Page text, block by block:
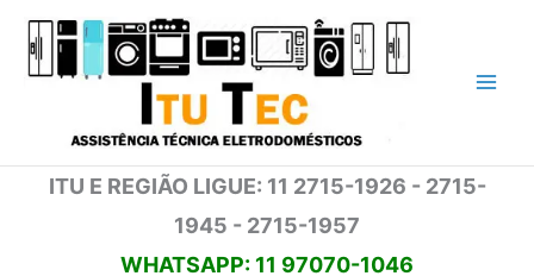
para
ITU E REGIÃO LIGUE: 11 2715-1926 - 2715-
1945 - 2715-1957
WHATSAPP: 11 97070-1046